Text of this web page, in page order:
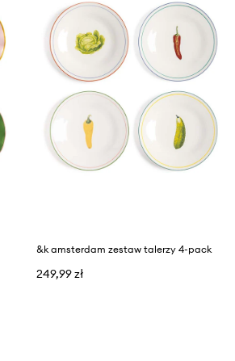
&k amsterdam zestaw talerzy 4-pack
249,99 zł